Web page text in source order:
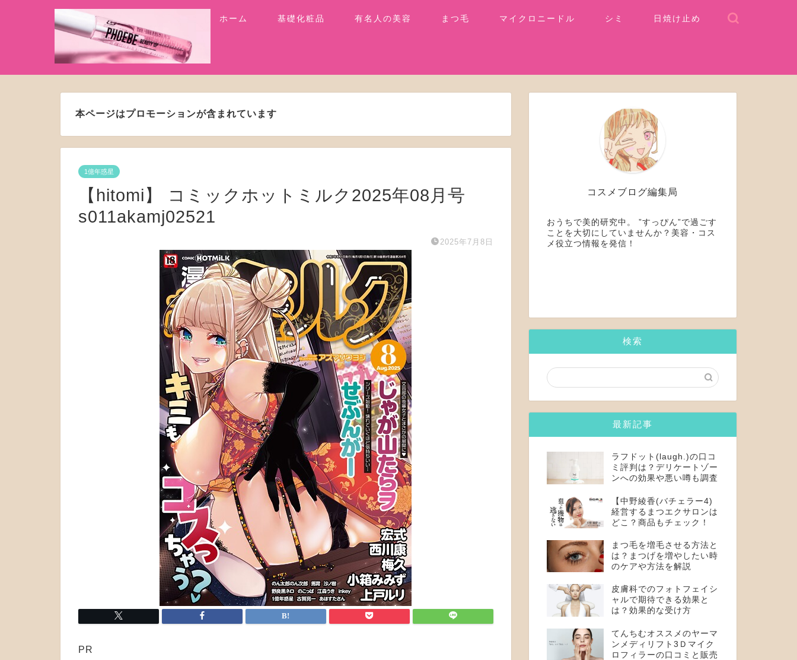
ホーム 基礎化粧品 有名人の美容 まつ毛 マイクロニードル シミ 日焼け止め
本ページはプロモーションが含まれています
1億年惑星
【hitomi】 コミックホットミルク2025年08月号
s011akamj02521
2025年7月8日
PR
コスメブログ編集局
おうちで美的研究中。 ”すっぴん”で過ごす
ことを大切にしていませんか？美容・コス
メ役立つ情報を発信！
検索
最新記事
ラフドット(laugh.)の口コ
ミ評判は？デリケートゾー
ンへの効果や悪い噂も調査
【中野綾香(バチェラー4)
経営するまつエクサロンは
どこ？商品もチェック！
まつ毛を増毛させる方法と
は？まつげを増やしたい時
のケアや方法を解説
皮膚科でのフォトフェイシ
ャルで期待できる効果と
は？効果的な受け方
てんちむオススメのヤーマ
ンメディリフト3Ｄマイク
ロフィラーの口コミと販売